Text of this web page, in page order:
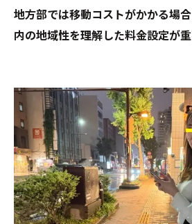
地方部では移動コストがかかる場
内の地域性を理解した料金設定が重